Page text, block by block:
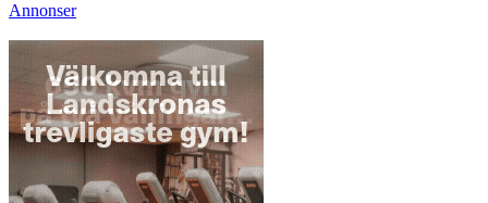
Annonser